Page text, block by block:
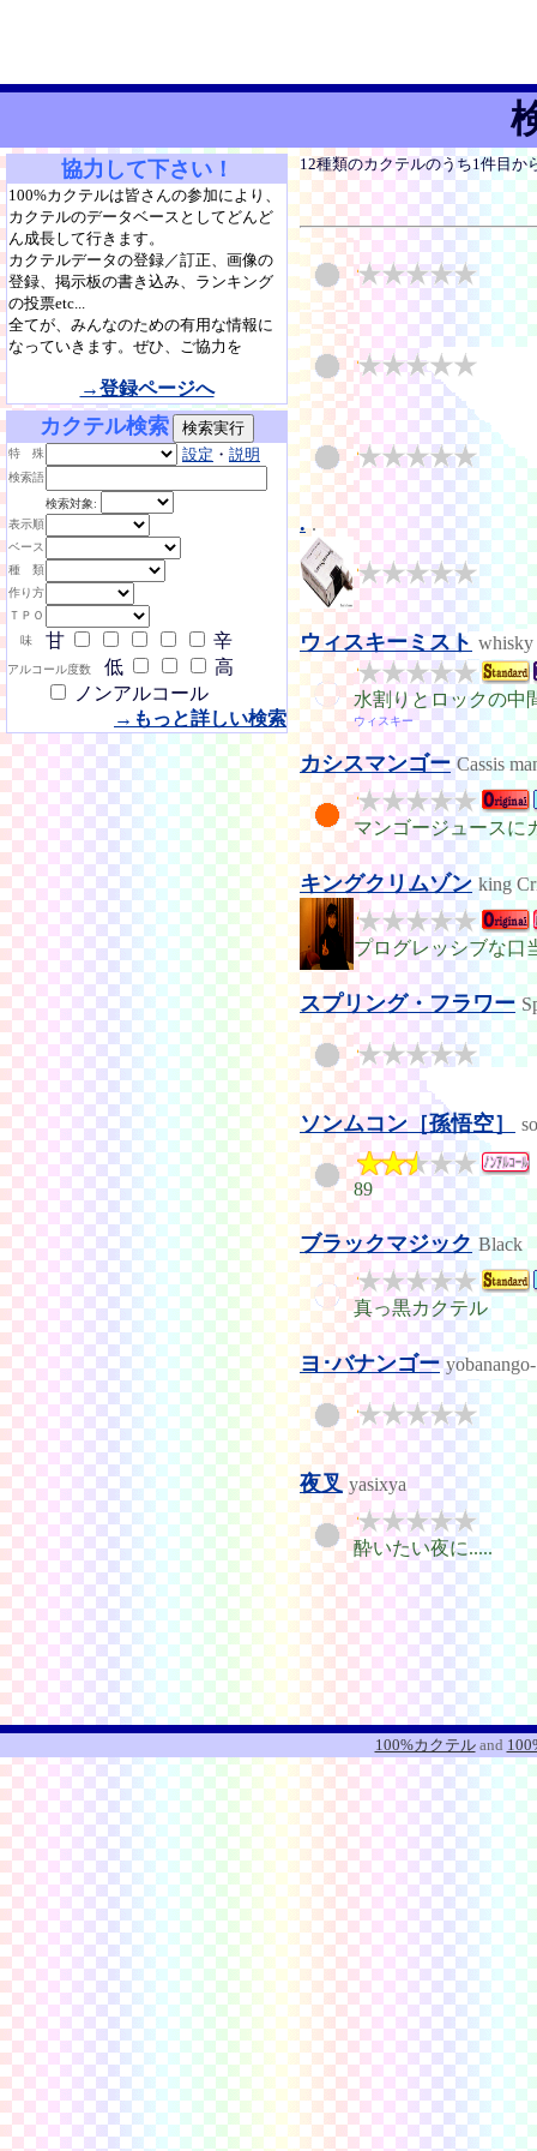
協力して下さい！
100%カクテルは皆さんの参加により、
カクテルのデータベースとしてどんど
ん成長して行きます。
カクテルデータの登録／訂正、画像の
登録、掲示板の書き込み、ランキング
の投票etc...
全てが、みんなのための有用な情報に
なっていきます。ぜひ、ご協力を
→登録ページへ
カクテル検索
特 殊 設定 ・ 説明
検索語
検索対象:
表示順
ベース
種 類
作り方
ＴＰＯ
味
甘 辛
アルコール度数 低
高
ノンアルコール
→もっと詳しい検索
12種類のカクテルのうち1件目か
. .
ウィスキーミスト whisky
水割りとロックの中
ウィスキー
カシスマンゴー Cassis
マンゴージュースに
キングクリムゾン king
プログレッシブな口
スプリング・フラワー
ソンムコン［孫悟空］
89
ブラックマジック Black
真っ黒カクテル
ヨ･バナンゴー yobanango-
夜叉 yasixya
酔いたい夜に.....
100%カクテルand